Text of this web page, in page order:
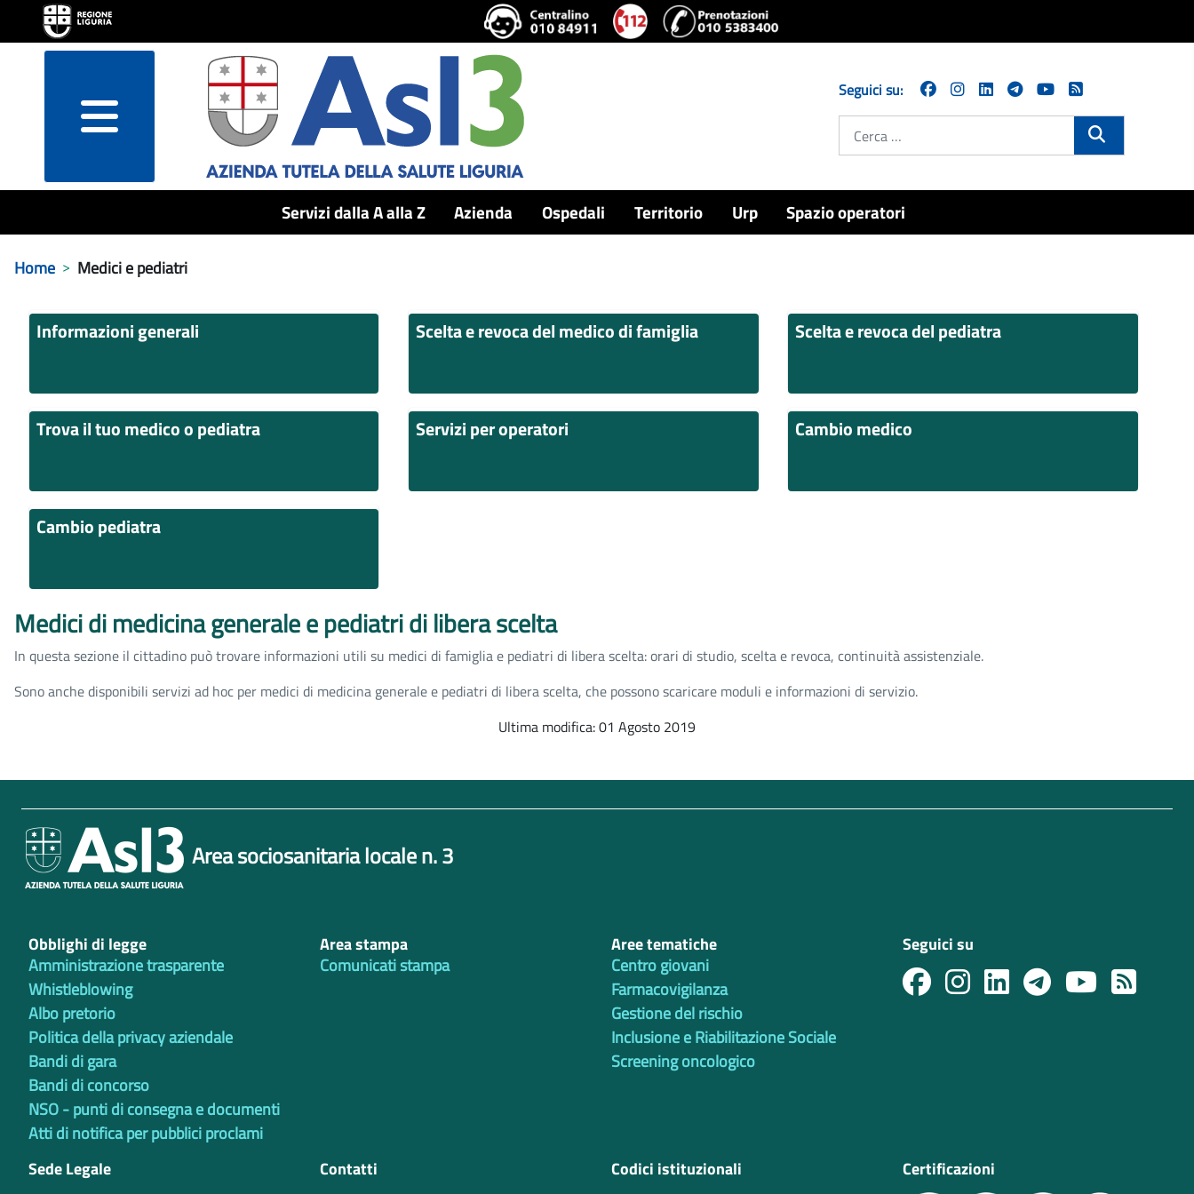
menu
Seguici su:
Cerca
Servizi dalla A alla Z Azienda Ospedali Territorio Urp Spazio operatori
Home Medici e pediatri
Informazioni generali Scelta e revoca del medico di famiglia Scelta e revoca del pediatra
Trova il tuo medico o pediatra Servizi per operatori Cambio medico
Cambio pediatra
Medici di medicina generale e pediatri di libera scelta
In questa sezione il cittadino può trovare informazioni utili su medici di famiglia e pediatri di libera scelta: orari di studio, scelta e revoca, continuità assistenziale.
Sono anche disponibili servizi ad hoc per medici di medicina generale e pediatri di libera scelta, che possono scaricare moduli e informazioni di servizio.
Ultima modifica: 01 Agosto 2019
Area sociosanitaria locale n. 3
Obblighi di legge
Amministrazione trasparente
Whistleblowing
Albo pretorio
Politica della privacy aziendale
Bandi di gara
Bandi di concorso
NSO - punti di consegna e documenti
Atti di notifica per pubblici proclami
Area stampa
Comunicati stampa
Aree tematiche
Centro giovani
Farmacovigilanza
Gestione del rischio
Inclusione e Riabilitazione Sociale
Screening oncologico
Seguici su
Sede Legale
Contatti
Codici istituzionali
Certificazioni